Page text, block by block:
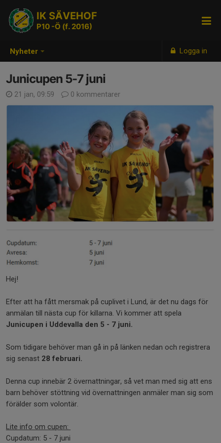
Nyheter Logga in
IK SÄVEHOF
P10 -Ö (f. 2016)
Junicupen 5-7 juni
21 jan, 09:59 0 kommentarer
Hej!
Efter att ha fått mersmak på cuplivet i Lund, är det nu dags för
anmälan till nästa cup för killarna. Vi kommer att spela
Junicupen i Uddevalla den 5 - 7 juni.
Som tidigare behöver man gå in på länken nedan och registrera
sig senast 28 februari.
Denna cup innebär 2 övernattningar, så vet man med sig att ens
barn behöver stöttning vid övernattningen anmäler man sig som
förälder som volontär.
Lite info om cupen:
Cupdatum: 5 - 7 juni